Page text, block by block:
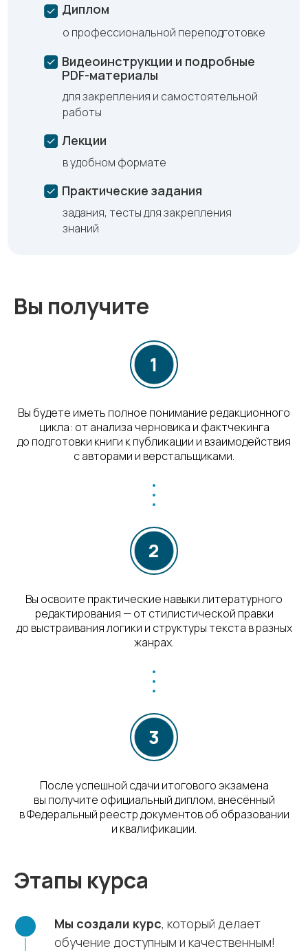
Лекции
Практические задания
Видеоинструкции и подробные
PDF-материалы
Диплом
для закрепления и самостоятельной
работы
в удобном формате
задания, тесты для закрепления
знаний
о профессиональной переподготовке
Вы получите
Вы будете иметь полное понимание редакционного
цикла: от анализа черновика и фактчекинга
до подготовки книги к публикации и взаимодействия
с авторами и верстальщиками.
Вы освоите практические навыки литературного
редактирования — от стилистической правки
до выстраивания логики и структуры текста в разных
жанрах.
После успешной сдачи итогового экзамена
вы получите официальный диплом, внесённый
в Федеральный реестр документов об образовании
и квалификации.
Этапы курса
Мы создали курс, который делает
обучение доступным и качественным!